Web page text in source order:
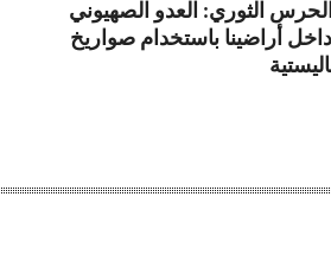
الحرس الثوري: العدو الصهيوني
أراضينا باستخدام صواريخ